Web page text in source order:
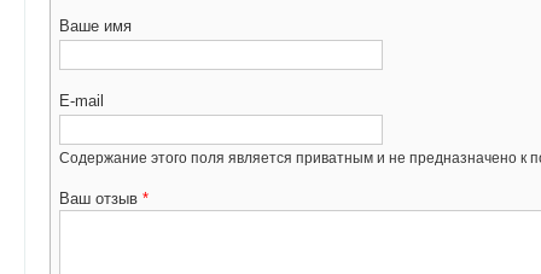
Ваше имя
E-mail
Содержание этого поля является приватным и не предназначено к
Ваш отзыв *